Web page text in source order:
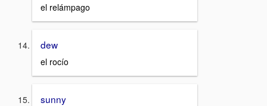
el relámpago
dew
el rocío
sunny